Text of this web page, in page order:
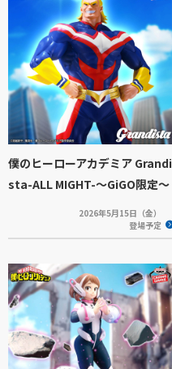
僕のヒーローアカデミア Grandi
sta-ALL MIGHT-～GiGO限定～
2026年5月15日（金）
登場予定